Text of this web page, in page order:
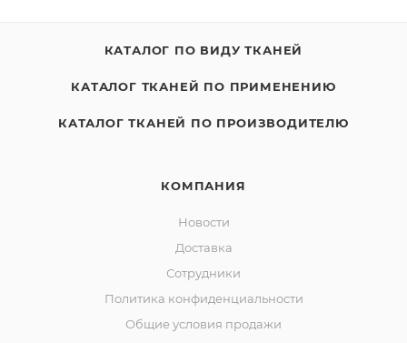
КАТАЛОГ ПО ВИДУ ТКАНЕЙ
КАТАЛОГ ТКАНЕЙ ПО ПРИМЕНЕНИЮ
КАТАЛОГ ТКАНЕЙ ПО ПРОИЗВОДИТЕЛЮ
КОМПАНИЯ
Новости
Доставка
Сотрудники
Политика конфиденциальности
Общие условия продажи